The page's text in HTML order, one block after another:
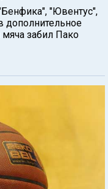
"Ювентус",
дополнительное
забил Пако